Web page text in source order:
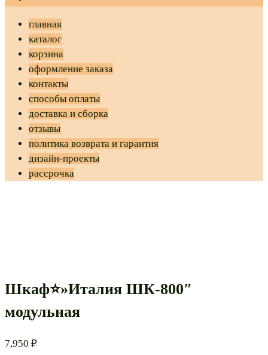
главная
каталог
корзина
оформление заказа
контакты
способы оплаты
доставка и сборка
отзывы
политика возврата и гарантия
дизайн-проекты
рассрочка
Шкаф⭐»Италия ШК-800″
модульная
7,950 ₽